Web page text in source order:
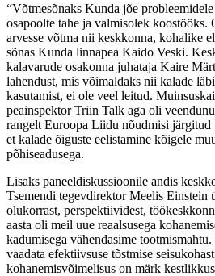
“Võtmesõnaks Kunda jõe
osapoolte tahe ja valmisolek koostööks.
arvesse võtma nii keskkonna, kohalike
sõnas Kunda linnapea Kaido Veski.
kalavarude osakonna juhataja Kaire
lahendust, mis võimaldaks nii kalade
kasutamist, ei ole veel leitud.
peainspektor Triin Talk aga oli
rangelt Euroopa Liidu nõudmisi järgitud
et kalade õiguste eelistamine kõigele
põhiseadusega.
Lisaks paneeldiskussioonile andis
Tsemendi tegevdirektor Meelis Einstein
olukorrast, perspektiividest,
aasta oli meil uue reaalsusega
kadumisega vähendasime
vaadata efektiivsuse tõstmise
kohanemisvõimelisus on märk